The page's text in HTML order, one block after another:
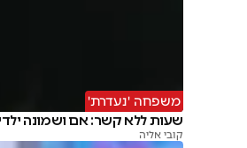
משפחה 'נעדרת'
שעות ללא קשר: אם ושמונה
קובי אליה